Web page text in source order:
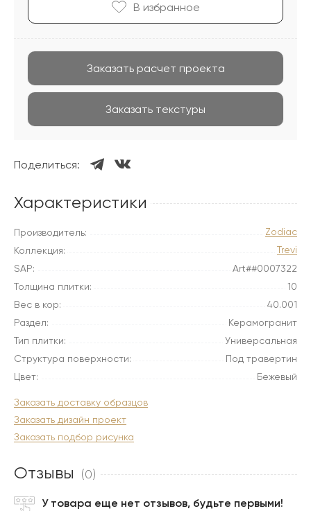
В избранноe
Заказать расчет проекта
Заказать текстуры
Поделиться:
Характеристики
Производитель:
Zodiac
Коллекция:
Trevi
SAP:
Art##0007322
Толщина плитки:
10
Вес в кор:
40.001
Раздел:
Керамогранит
Тип плитки:
Универсальная
Структура поверхности:
Под травертин
Цвет:
Бежевый
Заказать доставку образцов
Заказать дизайн проект
Заказать подбор рисунка
Отзывы (0)
У товара еще нет отзывов, будьте первыми!